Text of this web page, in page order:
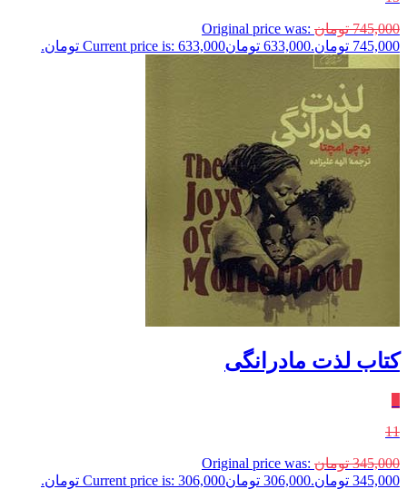
745,000 تومان Original price was:
745,000 تومان.
633,000 تومانCurrent price is: 633,000 تومان.
کتاب لذت مادرانگی
11
345,000 تومان Original price was:
345,000 تومان.
306,000 تومانCurrent price is: 306,000 تومان.